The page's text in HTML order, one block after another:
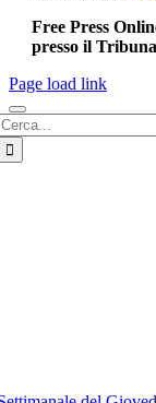
Free Press
presso il
Page load link